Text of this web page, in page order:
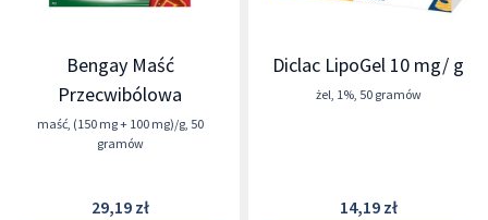
Bengay Maść
Przecwibólowa
maść, (150 mg + 100 mg)/g, 50
gramów
29,19 zł
Diclac LipoGel 10 mg/ g
żel, 1%, 50 gramów
14,19 zł